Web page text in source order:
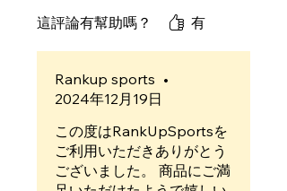
確定！
這評論有幫助嗎？ 有
Rankup sports •
2024年12月19日
この度はRankUpSportsを
ご利用いただきありがとう
ございました。 商品にご満